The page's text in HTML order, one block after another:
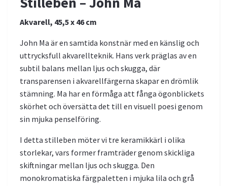
Akvarell, 45,5 x 46 cm
John Ma är en samtida konstnär med en känslig och
uttrycksfull akvarellteknik. Hans verk präglas av en
subtil balans mellan ljus och skugga, där
transparensen i akvarellfärgerna skapar en drömlik
stämning. Ma har en förmåga att fånga ögonblickets
skörhet och översätta det till en visuell poesi genom
sin mjuka penselföring.
I detta stilleben möter vi tre keramikkärl i olika
storlekar, vars former framträder genom skickliga
skiftningar mellan ljus och skugga. Den
monokromatiska färgpaletten i mjuka lila och grå